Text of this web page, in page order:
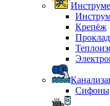
Крепёж
Сифоны,